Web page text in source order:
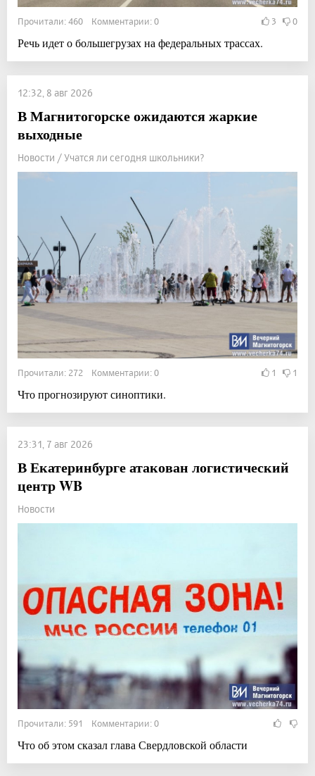
Прочитали: 460 Комментарии: 0 3 0
Речь идет о большегрузах на федеральных трассах.
12:32, 8 авг 2026
В Магнитогорске ожидаются жаркие
выходные
Новости / Учатся ли сегодня школьники?
Прочитали: 272 Комментарии: 0 1 1
Что прогнозируют синоптики.
23:31, 7 авг 2026
В Екатеринбурге атакован логистический
центр WB
Новости
Прочитали: 591 Комментарии: 0
Что об этом сказал глава Свердловской области